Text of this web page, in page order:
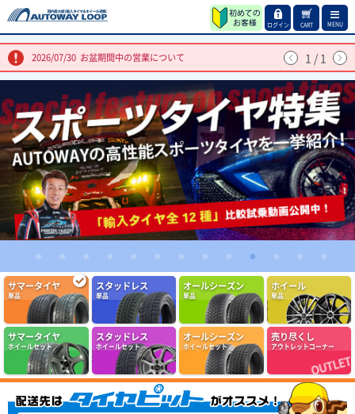
ログイン CART MENU
2026/07/30 お盆期間中の営業について 1 / 1
10
サマータイヤ
単品
スタッドレス
単品
オールシーズン
単品
ホイール
単品
サマータイヤ
ホイールセット
スタッドレス
ホイールセット
オールシーズン
ホイールセット
売り尽くし
アウトレットコーナー
(4.86点)
qol0309さん
ARMSTRONG BLU-TRAC HP 205/55R16 94W XL
問題なし定期交換しましょう
(4.86点)ike*******さん
MINERVA F205 215/45R17.Z 91Y XL